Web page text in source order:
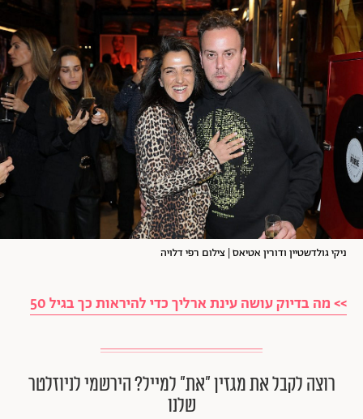
ניקי גולדשטיין ודורין אטיאס | צילום רפי דלויה
>> מה בדיוק עושה עינת ארליך כדי להיראות כך בגיל 50
רוצה לקבל את מגזין ״את״ למייל? הירשמי לניוזלטר
שלנו